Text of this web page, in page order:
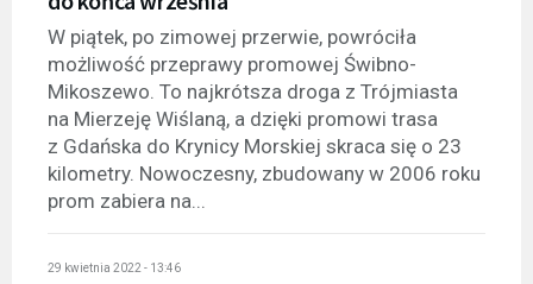
W piątek, po zimowej przerwie, powróciła
możliwość przeprawy promowej Świbno-
Mikoszewo. To najkrótsza droga z Trójmiasta
na Mierzeję Wiślaną, a dzięki promowi trasa
z Gdańska do Krynicy Morskiej skraca się o 23
kilometry. Nowoczesny, zbudowany w 2006 roku
prom zabiera na...
29 kwietnia 2022 - 13:46